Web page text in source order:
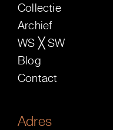
Collectie
Archief
WS ╳ SW
Blog
Contact
Adres